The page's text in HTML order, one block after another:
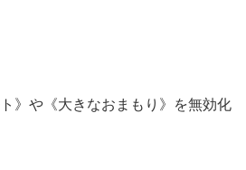
》や《大きなおまもり》を無効化